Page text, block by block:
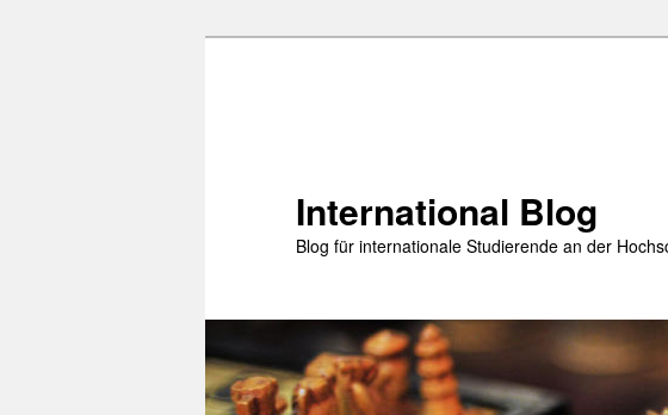
International Blog
Blog für internationale Studierende an der